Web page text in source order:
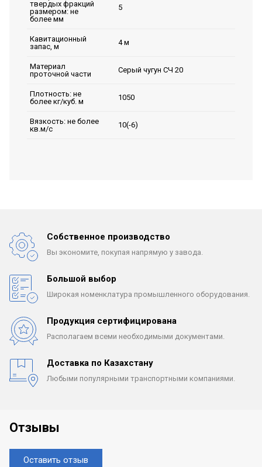
твердых фракций
размером: не
более мм
5
Кавитационный
запас, м
4 м
Материал
проточной части
Серый чугун СЧ 20
Плотность: не
более кг/куб. м
1050
Вязкость: не более
кв.м/с
10(-6)
Собственное производство
Вы экономите, покупая напрямую у завода.
Большой выбор
Широкая номенклатура промышленного оборудования.
Продукция сертифицирована
Располагаем всеми необходимыми документами.
Доставка по Казахстану
Любыми популярными транспортными компаниями.
Отзывы
Оставить отзыв